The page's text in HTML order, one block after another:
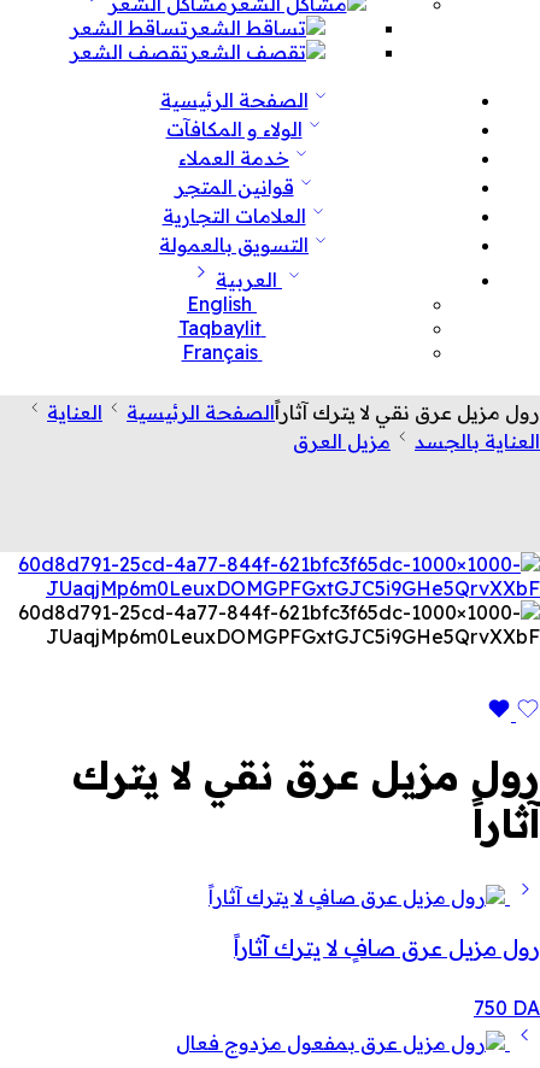
تساقط الشعر
تقصف الشعر
الصفحة الرئيسية
الولاء و المكافآت
خدمة العملاء
قوانين المتجر
العلامات التجارية
التسويق بالعمولة
العربية
English
Taqbaylit
Français
رول مزيل عرق نقي لا يترك آثاراًالصفحة الرئيسية
العناية
العناية بالجسد
مزيل العرق
رول مزيل عرق نقي لا يترك
آثاراً
رول مزيل عرق صافٍ لا يترك آثاراً
750 DA